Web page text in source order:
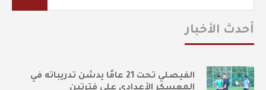
أحدث الأخبار
الفيصلي تحت 21 عامًا يدشن تدريباته في